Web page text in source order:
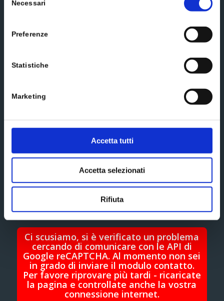
delNecessari
Preferenze
Statistiche
Marketing
Accetta tutti
Accetta selezionati
Rifiuta
Ci scusiamo, si è verificato un problema
cercando di comunicare con le API di
Google reCAPTCHA. Al momento non sei
in grado di inviare il modulo contatto.
Per favore riprovare più tardi - ricaricate
la pagina e controllate anche la vostra
connessione internet.